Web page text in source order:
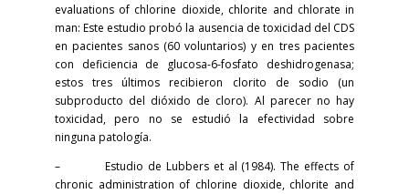
evaluations of chlorine dioxide, chlorite and chlorate in
man: Este estudio probó la ausencia de toxicidad del CDS
en pacientes sanos (60 voluntarios) y en tres pacientes
con deficiencia de glucosa-6-fosfato deshidrogenasa;
estos tres últimos recibieron clorito de sodio (un
subproducto del dióxido de cloro). Al parecer no hay
toxicidad, pero no se estudió la efectividad sobre
ninguna patología.
– Estudio de Lubbers et al (1984). The effects of
chronic administration of chlorine dioxide, chlorite and